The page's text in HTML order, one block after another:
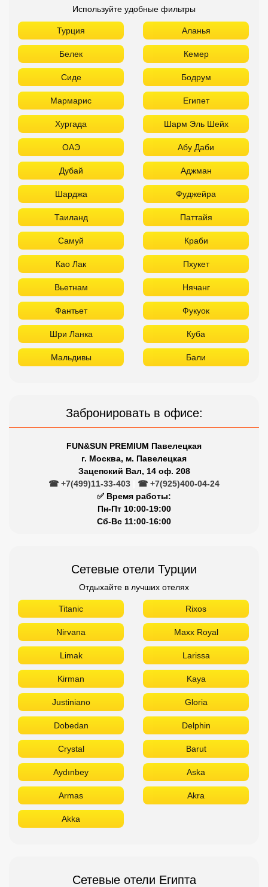
Используйте удобные фильтры
Турция Аланья
Белек Кемер
Сиде Бодрум
Мармарис Египет
Хургада Шарм Эль Шейх
ОАЭ Абу Даби
Дубай Аджман
Шарджа Фуджейра
Таиланд Паттайя
Самуй Краби
Као Лак Пхукет
Вьетнам Нячанг
Фантьет Фукуок
Шри Ланка Куба
Мальдивы Бали
Забронировать в офисе:
FUN&SUN PREMIUM Павелецкая
г. Москва, м. Павелецкая
Зацепский Вал, 14 оф. 208
☎ +7(499)11-33-403
☎ +7(925)400-04-24
✅ Время работы:
Пн-Пт 10:00-19:00
Сб-Вс 11:00-16:00
Сетевые отели Турции
Отдыхайте в лучших отелях
Titanic Rixos
Nirvana Maxx Royal
Limak Larissa
Kirman Kaya
Justiniano Gloria
Dobedan Delphin
Crystal Barut
Aydınbey Aska
Armas Akra
Akka
Сетевые отели Египта